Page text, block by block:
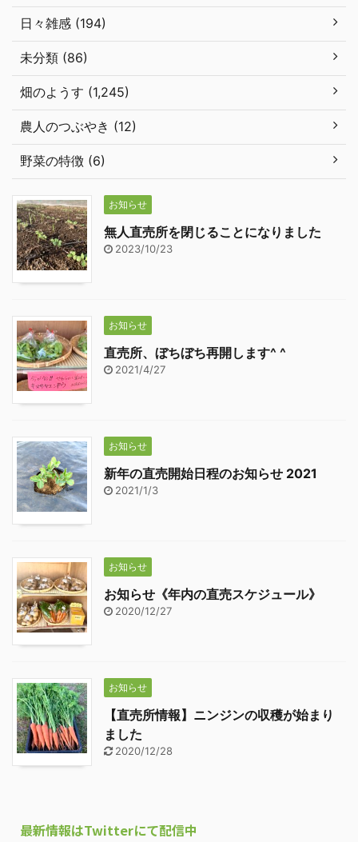
日々雑感 (194)
未分類 (86)
畑のようす (1,245)
農人のつぶやき (12)
野菜の特徴 (6)
お知らせ
無人直売所を閉じることになりました
2023/10/23
お知らせ
直売所、ぼちぼち再開します^ ^
2021/4/27
お知らせ
新年の直売開始日程のお知らせ 2021
2021/1/3
お知らせ
お知らせ《年内の直売スケジュール》
2020/12/27
お知らせ
【直売所情報】ニンジンの収穫が始まり
ました
2020/12/28
最新情報はTwitterにて配信中